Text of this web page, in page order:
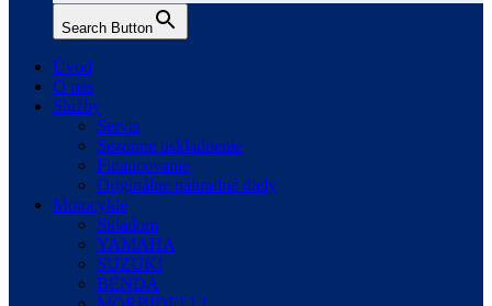
Search Button
Úvod
O nás
Služby
Servis
Sezónne uskladnenie
Financovanie
Originálne náhradné diely
Motocykle
Skladom
YAMAHA
SUZUKI
BENDA